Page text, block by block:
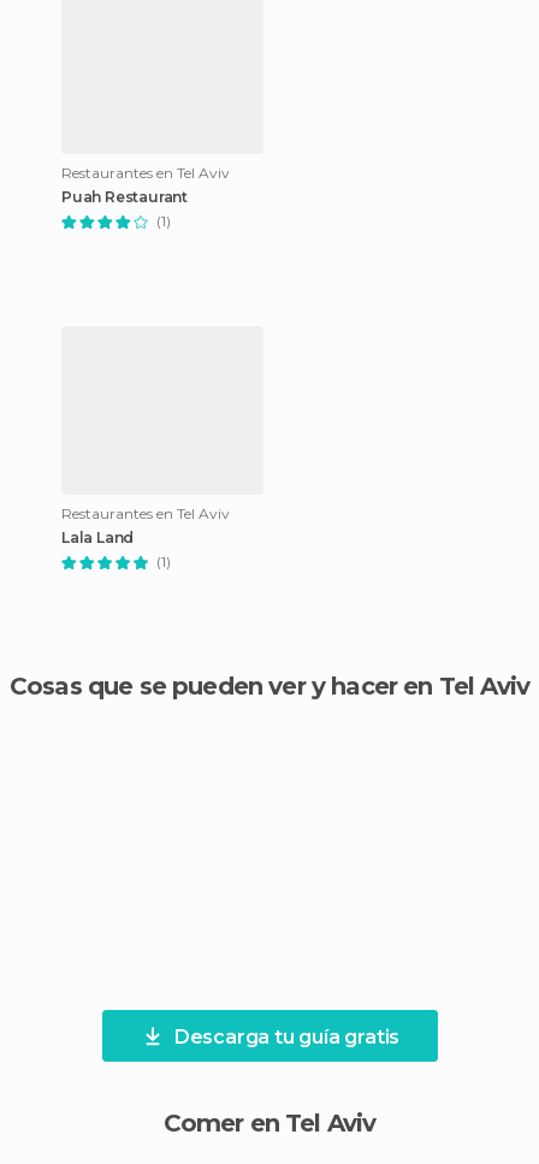
Restaurantes en Tel Aviv
Puah Restaurant
(1)
Restaurantes en Tel Aviv
Lala Land
(1)
Cosas que se pueden ver y hacer en Tel Aviv
Descarga tu guía gratis
Comer en Tel Aviv